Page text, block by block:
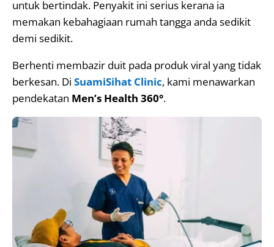
untuk bertindak. Penyakit ini serius kerana ia
memakan kebahagiaan rumah tangga anda sedikit
demi sedikit.
Berhenti membazir duit pada produk viral yang tidak
berkesan. Di SuamiSihat Clinic, kami menawarkan
pendekatan Men’s Health 360°.